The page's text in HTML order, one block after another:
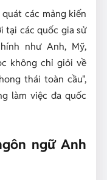
các mảng kiến
tại các quốc gia sử
như Anh, Mỹ,
không chỉ giỏi về
thái toàn cầu",
làm việc đa quốc
ngữ Anh